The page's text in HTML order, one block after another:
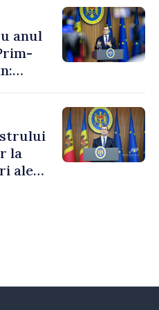
anul
și o
la
ale